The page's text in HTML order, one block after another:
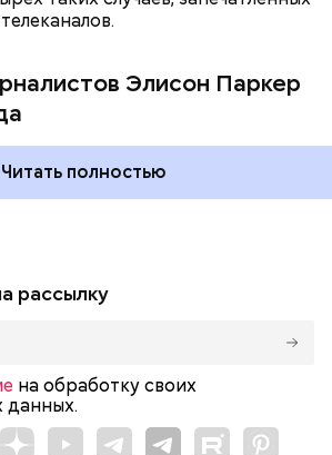
Элисон Паркер
в его адрес и даже его
написал на него жалобу в
Читать полностью
рассылку
на обработку своих
данных.